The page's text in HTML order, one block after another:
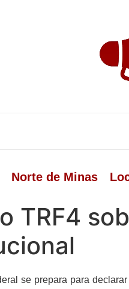
Norte de Minas
TRF4
se prepara para